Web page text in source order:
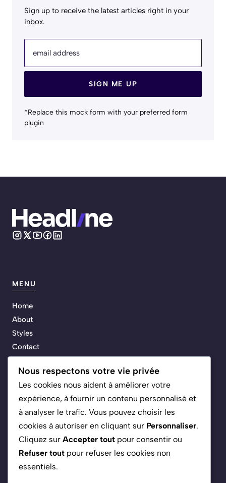
Sign up to receive the latest articles right in your
inbox.
email address
SIGN ME UP
*Replace this mock form with your preferred form
plugin
MENU
Home
About
Styles
Contact
ARCHIVES
Automatisation & IA
Épargner et investir son argent
Gagner de l'argent
Nous respectons votre vie privée
Les cookies nous aident à améliorer votre
expérience, à fournir un contenu personnalisé et
à analyser le trafic. Vous pouvez choisir les
cookies à autoriser en cliquant sur Personnaliser.
Cliquez sur Accepter tout pour consentir ou
Refuser tout pour refuser les cookies non
essentiels.